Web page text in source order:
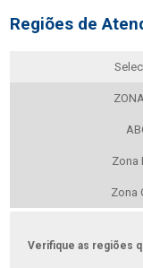
Regiões de
Zona
Zona
Verifique as regiões